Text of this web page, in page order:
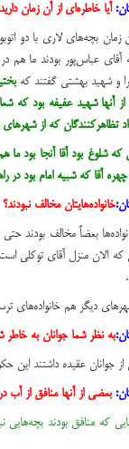
آيا خاطره‌اي از آن زمان
آقاي عباس‌پور بودند ما هم
و شهيد بهشتي گفتند كه
آنها شهيد عفيفه بود كه
تظاهركنندگان كه از
شلوغ بود آقا آنجا بود ما
آقا كه شبيه امام بود در
خانواده‌هايتان مخالف نبودند؟
بعضاً مخالف بودند
ديگر هم خانواده‌هاي
به نظر شما جوانان به خاطر
جوانان عقيده داشتند اين
بعضي از آنها منافق از آب
كه منافق بودند بچه‌هايي